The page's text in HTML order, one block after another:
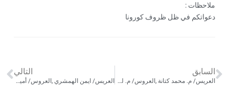
ملاحظات :
دعواتكم في ظل ظروف كورونا
السابق
العريس/ م. محمد كتانة ,العروس/ م. لميس الحاج
التالي
العريس/ ايمن الهمشري ,العروس/ أميرة السيد/ حسان عبدالعال